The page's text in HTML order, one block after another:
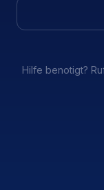
Hilfe benotigt?